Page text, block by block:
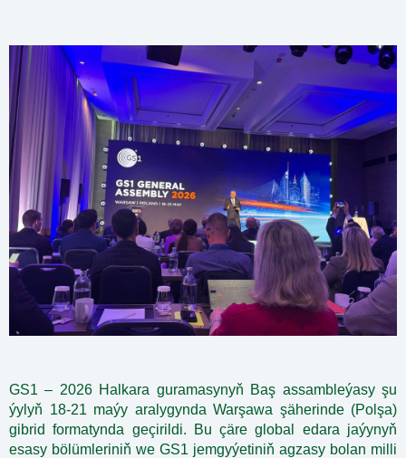
GS1 – 2026 Halkara guramasynyň Baş assambleýasy şu
ýylyň 18-21 maýy aralygynda Warşawa şäherinde (Polşa)
gibrid formatynda geçirildi. Bu çäre global edara jaýynyň
esasy bölümleriniň we GS1 jemgyýetiniň agzasy bolan milli